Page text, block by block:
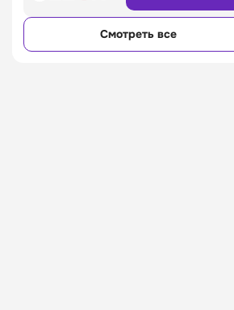
Смотреть все